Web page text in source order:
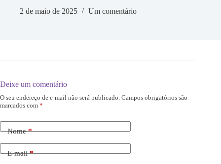
2 de maio de 2025
Um comentário
Deixe um comentário
O seu endereço de e-mail não será publicado. Campos obrigatórios são
marcados com *
Nome*
E-mail*